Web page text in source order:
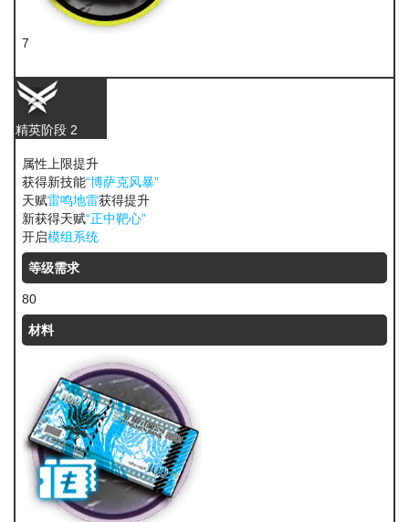
7
精英阶段 2
属性上限提升
获得新技能“博萨克风暴”
天赋雷鸣地雷获得提升
新获得天赋“正中靶心”
开启模组系统
等级需求
80
材料